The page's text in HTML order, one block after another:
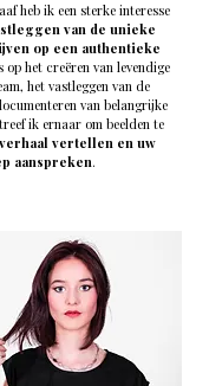
heb ik een sterke interesse
van de unieke
op een authentieke
op het creëren van levendige
het vastleggen van de
van belangrijke
ik ernaar om beelden te
vertellen en uw
aanspreken.